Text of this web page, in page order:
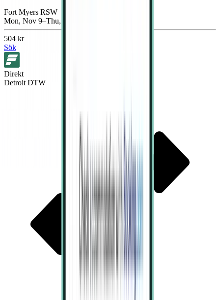
Fort Myers RSW
Mon, Nov 9–Thu, Nov 12
504 kr
Sök
Direkt
Detroit DTW